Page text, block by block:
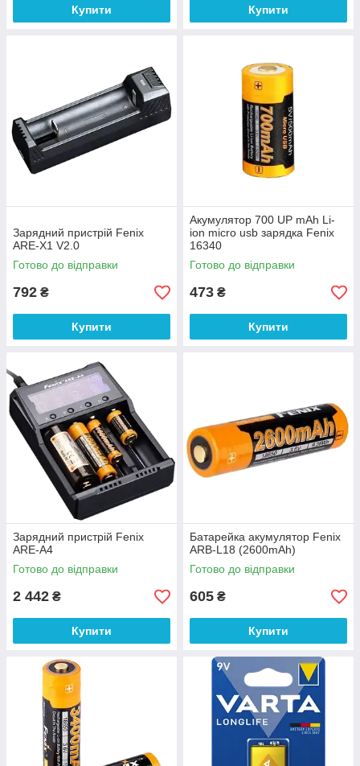
Купити Купити
Зарядний пристрій Fenix
ARE-X1 V2.0
Готово до відправки
792 ₴
Купити
Акумулятор 700 UP mAh Li-
ion micro usb зарядка Fenix
16340
Готово до відправки
473 ₴
Купити
Зарядний пристрій Fenix
ARE-A4
Готово до відправки
2 442 ₴
Купити
Батарейка акумулятор Fenix
ARB-L18 (2600mAh)
Готово до відправки
605 ₴
Купити